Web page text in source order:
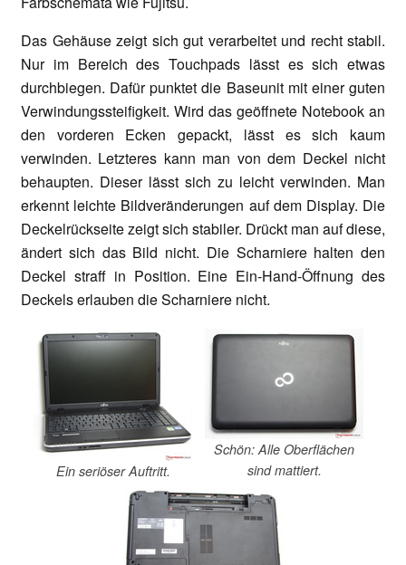
Das Gehäuse zeigt sich gut verarbeitet und recht stabil.
Nur im Bereich des Touchpads lässt es sich etwas
durchbiegen. Dafür punktet die Baseunit mit einer guten
Verwindungssteifigkeit. Wird das geöffnete Notebook an
den vorderen Ecken gepackt, lässt es sich kaum
verwinden. Letzteres kann man von dem Deckel nicht
behaupten. Dieser lässt sich zu leicht verwinden. Man
erkennt leichte Bildveränderungen auf dem Display. Die
Deckelrückseite zeigt sich stabiler. Drückt man auf diese,
ändert sich das Bild nicht. Die Scharniere halten den
Deckel straff in Position. Eine Ein-Hand-Öffnung des
Deckels erlauben die Scharniere nicht.
Ein seriöser Auftritt.
Schön: Alle Oberflächen
sind mattiert.